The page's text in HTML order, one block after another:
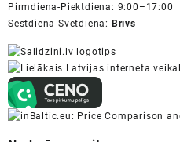
Pirmdiena-Piektdiena: 9:00–17:00
Sestdiena-Svētdiena: Brīvs